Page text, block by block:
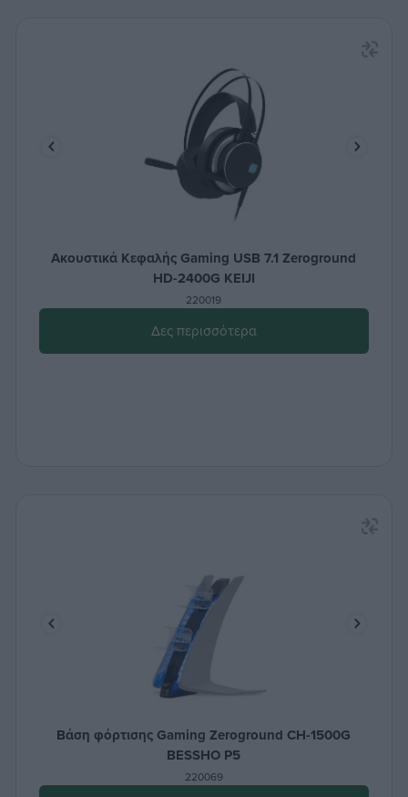
Ακουστικά Κεφαλής Gaming USB 7.1 Zeroground
HD-2400G KEIJI
220019
Δες περισσότερα
Βάση φόρτισης Gaming Zeroground CH-1500G
BESSHO P5
220069